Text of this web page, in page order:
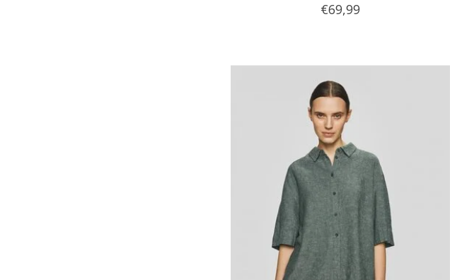
€69,99